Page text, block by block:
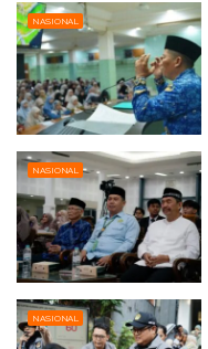
NASIONAL
NASIONAL
NASIONAL